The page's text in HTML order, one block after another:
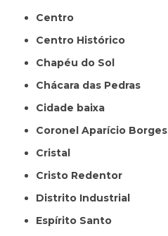
Centro
Centro Histórico
Chapéu do Sol
Chácara das Pedras
Cidade baixa
Coronel Aparício Borges
Cristal
Cristo Redentor
Distrito Industrial
Espírito Santo